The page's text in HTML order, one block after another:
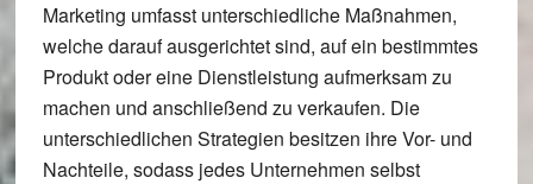
Marketing umfasst unterschiedliche Maßnahmen,
welche darauf ausgerichtet sind, auf ein bestimmtes
Produkt oder eine Dienstleistung aufmerksam zu
machen und anschließend zu verkaufen. Die
unterschiedlichen Strategien besitzen ihre Vor- und
Nachteile, sodass jedes Unternehmen selbst